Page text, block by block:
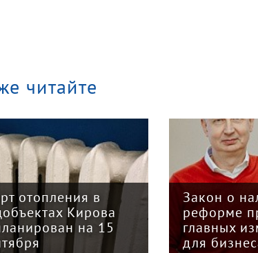
читайте
отопления в
Кирова
на 15
Закон о
реформе
главных
для